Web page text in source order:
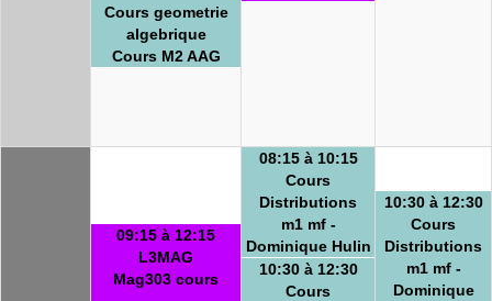
Cours geometrie
algebrique
Cours M2 AAG
09:15 à 12:15
L3MAG
Mag303 cours
08:15 à 10:15
Cours
Distributions
m1 mf -
Dominique Hulin
10:30 à 12:30
Cours
10:30 à 12:30
Cours
Distributions
m1 mf -
Dominique